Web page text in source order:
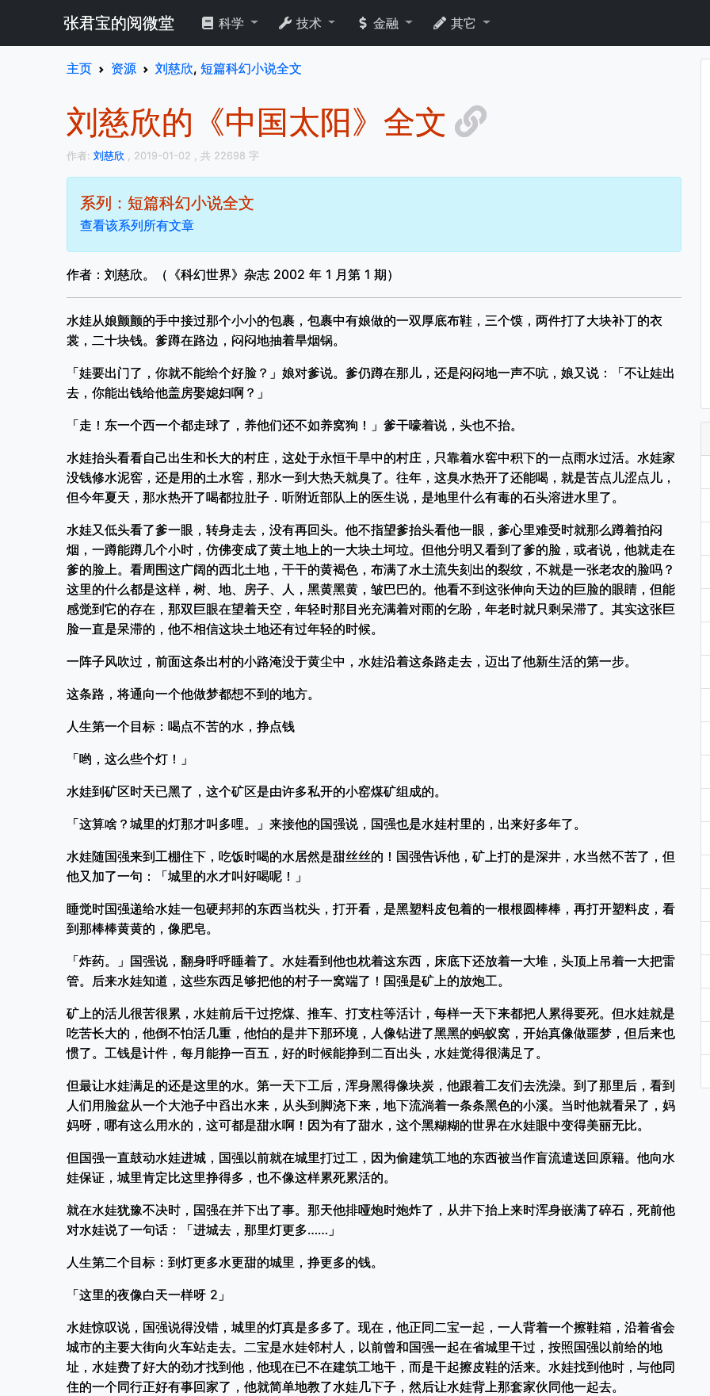
张君宝的阅微堂 科学 技术 金融 其它
主页 资源 刘慈欣, 短篇科幻小说全文
刘慈欣的《中国太阳》全文
作者: 刘慈欣 , 2019-01-02 , 共 22698 字
系列：短篇科幻小说全文
查看该系列所有文章
作者：刘慈欣。（《科幻世界》杂志 2002 年 1 月第 1 期）
水娃从娘颤颤的手中接过那个小小的包裹，包裹中有娘做的一双厚底布鞋，三个馍，两件打了大块补丁的衣
裳，二十块钱。爹蹲在路边，闷闷地抽着旱烟锅。
「娃要出门了，你就不能给个好脸？」娘对爹说。爹仍蹲在那儿，还是闷闷地一声不吭，娘又说：「不让娃出
去，你能出钱给他盖房娶媳妇啊？」
「走！东一个西一个都走球了，养他们还不如养窝狗！」爹干嚎着说，头也不抬。
水娃抬头看看自己出生和长大的村庄，这处于永恒干旱中的村庄，只靠着水窖中积下的一点雨水过活。水娃家
没钱修水泥窖，还是用的土水窖，那水一到大热天就臭了。往年，这臭水热开了还能喝，就是苦点儿涩点儿，
但今年夏天，那水热开了喝都拉肚子．听附近部队上的医生说，是地里什么有毒的石头溶进水里了。
水娃又低头看了爹一眼，转身走去，没有再回头。他不指望爹抬头看他一眼，爹心里难受时就那么蹲着拍闷
烟，一蹲能蹲几个小时，仿佛变成了黄土地上的一大块土坷垃。但他分明又看到了爹的脸，或者说，他就走在
爹的脸上。看周围这广阔的西北土地，干干的黄褐色，布满了水土流失刻出的裂纹，不就是一张老农的脸吗？
这里的什么都是这样，树、地、房子、人，黑黄黑黄，皱巴巴的。他看不到这张伸向天边的巨脸的眼睛，但能
感觉到它的存在，那双巨眼在望着天空，年轻时那目光充满着对雨的乞盼，年老时就只剩呆滞了。其实这张巨
脸一直是呆滞的，他不相信这块土地还有过年轻的时候。
一阵子风吹过，前面这条出村的小路淹没于黄尘中，水娃沿着这条路走去，迈出了他新生活的第一步。
这条路，将通向一个他做梦都想不到的地方。
人生第一个目标：喝点不苦的水，挣点钱
「哟，这么些个灯！」
水娃到矿区时天已黑了，这个矿区是由许多私开的小窑煤矿组成的。
「这算啥？城里的灯那才叫多哩。」来接他的国强说，国强也是水娃村里的，出来好多年了。
水娃随国强来到工棚住下，吃饭时喝的水居然是甜丝丝的！国强告诉他，矿上打的是深井，水当然不苦了，但
他又加了一句：「城里的水才叫好喝呢！」
睡觉时国强递给水娃一包硬邦邦的东西当枕头，打开看，是黑塑料皮包着的一根根圆棒棒，再打开塑料皮，看
到那棒棒黄黄的，像肥皂。
「炸药。」国强说，翻身呼呼睡着了。水娃看到他也枕着这东西，床底下还放着一大堆，头顶上吊着一大把雷
管。后来水娃知道，这些东西足够把他的村子一窝端了！国强是矿上的放炮工。
矿上的活儿很苦很累，水娃前后干过挖煤、推车、打支柱等活计，每样一天下来都把人累得要死。但水娃就是
吃苦长大的，他倒不怕活几重，他怕的是井下那环境，人像钻进了黑黑的蚂蚁窝，开始真像做噩梦，但后来也
惯了。工钱是计件，每月能挣一百五，好的时候能挣到二百出头，水娃觉得很满足了。
但最让水娃满足的还是这里的水。第一天下工后，浑身黑得像块炭，他跟着工友们去洗澡。到了那里后，看到
人们用脸盆从一个大池子中舀出水来，从头到脚浇下来，地下流淌着一条条黑色的小溪。当时他就看呆了，妈
妈呀，哪有这么用水的，这可都是甜水啊！因为有了甜水，这个黑糊糊的世界在水娃眼中变得美丽无比。
但国强一直鼓动水娃进城，国强以前就在城里打过工，因为偷建筑工地的东西被当作盲流遣送回原籍。他向水
娃保证，城里肯定比这里挣得多，也不像这样累死累活的。
就在水娃犹豫不决时，国强在并下出了事。那天他排哑炮时炮炸了，从井下抬上来时浑身嵌满了碎石，死前他
对水娃说了一句话：「进城去，那里灯更多……」
人生第二个目标：到灯更多水更甜的城里，挣更多的钱。
「这里的夜像白天一样呀 2」
水娃惊叹说，国强说得没错，城里的灯真是多多了。现在，他正同二宝一起，一人背着一个擦鞋箱，沿着省会
城市的主要大街向火车站走去。二宝是水娃邻村人，以前曾和国强一起在省城里干过，按照国强以前给的地
址，水娃费了好大的劲才找到他，他现在已不在建筑工地干，而是干起擦皮鞋的活来。水娃找到他时，与他同
住的一个同行正好有事回家了，他就简单地教了水娃几下子，然后让水娃背上那套家伙同他一起去。